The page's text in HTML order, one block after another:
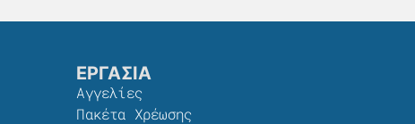
ΕΡΓΑΣΙΑ
Αγγελίες
Πακέτα Χρέωσης​